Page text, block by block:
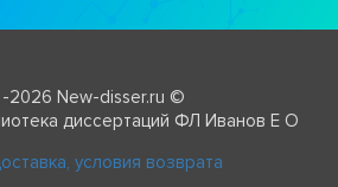
-2026 New-disser.ru ©
диссертаций ФЛ Иванов Е О
условия возврата